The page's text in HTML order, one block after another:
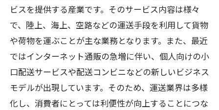
ビスを提供する産業です。そのサービス内容は様々
で、陸上、海上、空路などの運送手段を利用して貨物
や荷物を運ぶことが主な業務となります。また、最近
ではインターネット通販の急増に伴い、個人向けの小
口配送サービスや配送コンビニなどの新しいビジネス
モデルが出現しています。そのため、運送業界は多様
化し、消費者にとっては利便性が向上することにつな